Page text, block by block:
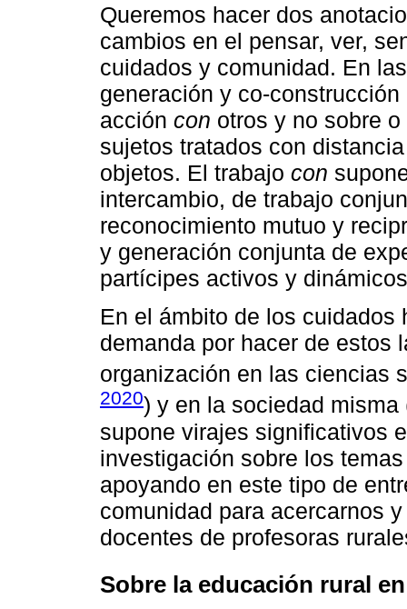
Queremos hacer dos
cambios en el pensar, ver,
cuidados y comunidad. En
generación y co-
acción con otros y no sobre
sujetos tratados con
objetos. El trabajo con
intercambio, de trabajo
reconocimiento mutuo y
y generación conjunta de
partícipes activos y
En el ámbito de los
demanda por hacer de estos
organización en las ciencias
2020) y en la sociedad misma
supone virajes significativos
investigación sobre los
apoyando en este tipo de
comunidad para acercarnos
docentes de profesoras
Sobre la educación rural